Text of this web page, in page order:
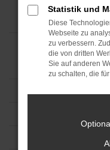
Statistik und
Diese
Webseite zu
zu verbessern.
die von dritten
Sie auf anderen
zu schalten, die